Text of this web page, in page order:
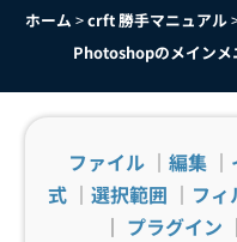
ホーム >crft 勝手マニュアル
Photoshopのメインメ
ファイル｜ 編集｜
式 ｜ 選択範囲 ｜ フィ
｜ プラグイン ｜